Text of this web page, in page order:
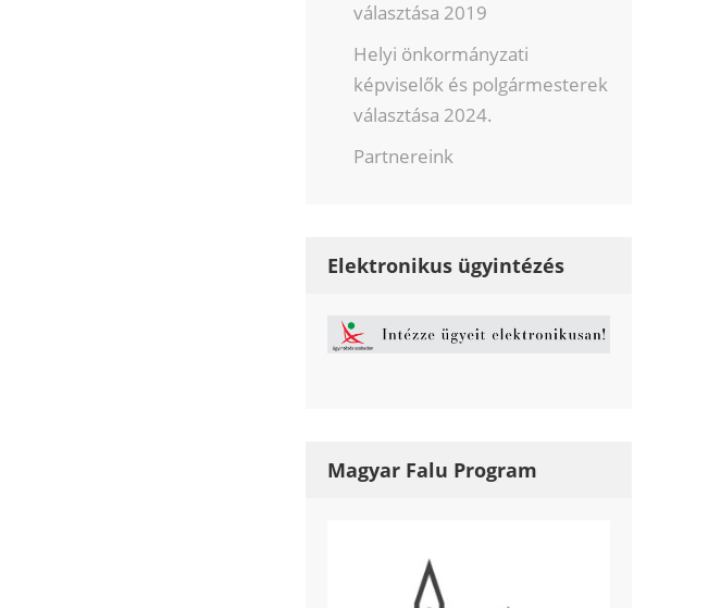
választása 2019
Helyi önkormányzati
képviselők és polgármesterek
választása 2024.
Partnereink
Elektronikus ügyintézés
Magyar Falu Program